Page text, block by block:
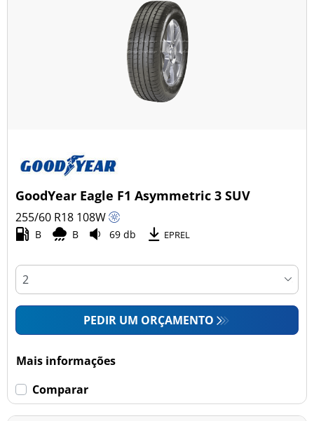
GoodYear Eagle F1 Asymmetric 3 SUV
255/60 R18 108W
B B 69 db EPREL
PEDIR UM ORÇAMENTO
Mais informações
Comparar